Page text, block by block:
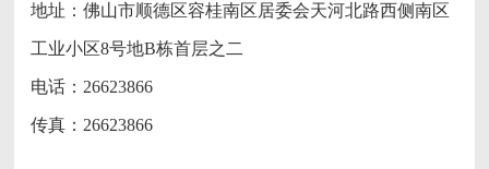
地址：佛山市顺德区容桂南区居委会天河北路西侧南区
工业小区8号地B栋首层之二
电话：26623866
传真：26623866